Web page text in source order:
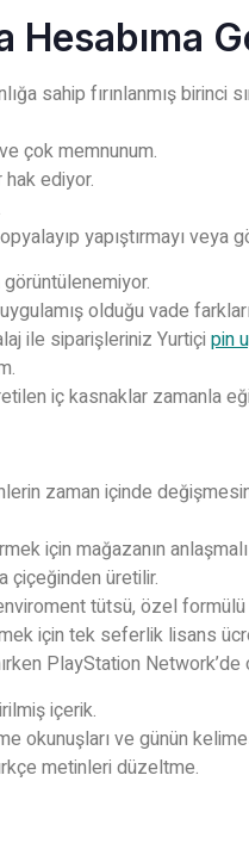
Hesabıma
sahip fırınlanmış birinci
çok memnunum.
hak ediyor.
yapıştırmayı veya
olduğu vade
ile siparişleriniz Yurtiçi pin
iç kasnaklar zamanla
zaman içinde
için mağazanın
çiçeğinden üretilir.
tütsü, özel formülü
için tek seferlik lisans
PlayStation
içerik.
okunuşları ve günün
metinleri düzeltme.